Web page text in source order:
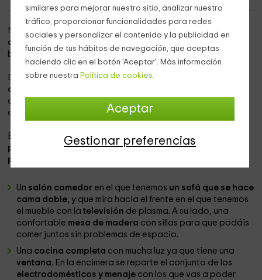
similares para mejorar nuestro sitio, analizar nuestro
tráfico, proporcionar funcionalidades para redes
sociales y personalizar el contenido y la publicidad en
función de tus hábitos de navegación, que aceptas
haciendo clic en el botón 'Aceptar'. Más información
sobre nuestra Política de cookies.
Aceptar
Gestionar preferencias
Nuestro alojamiento se encuentra dentro de la
zona más
céntrica de Cuenca,
buenas vistas que hay y de las opciones de turismo.
Dentro del mismo edificiohay 3 alojamientos con
diferentes capacidades,
comodidades para que te sientas como en casa, y para
que puedas desconectar durante tus días libres.
En cuanto a la capacidad,es un alojamiento para 2
personas
, aunque ampliablehasta el máximo de 4
personas
Un salón comedor en el que tenemos un sofá que se hace
cama doble, y que mira hacia el frente en el que tenemos
el mueble con latelevisión de plasma. A su lado, una
confortable mesa de madera con sillas para que podáis
comer juntos sin problemas de espacio.
Una cocina completa con mucha luz ya que tiene una
ventana. En la encimera se reparte el conjunto de los
electrodomésticos y menaje con los que vas a poder